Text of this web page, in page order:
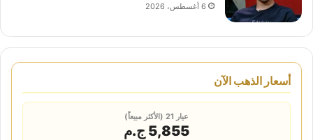
6 أغسطس، 2026
أسعار الذهب الآن
عيار 21 (الأكثر مبيعاً)
5,855 ج.م